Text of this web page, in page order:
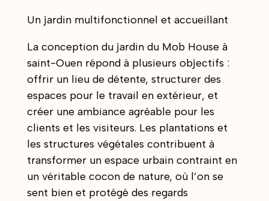
Un jardin multifonctionnel et accueillant
La conception du jardin du Mob House à
saint-Ouen répond à plusieurs objectifs :
offrir un lieu de détente, structurer des
espaces pour le travail en extérieur, et
créer une ambiance agréable pour les
clients et les visiteurs. Les plantations et
les structures végétales contribuent à
transformer un espace urbain contraint en
un véritable cocon de nature, où l’on se
sent bien et protégé des regards